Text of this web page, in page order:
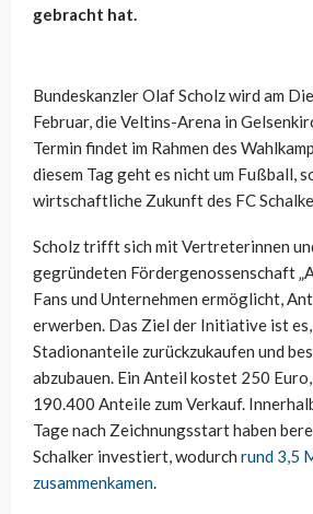
gebracht hat.
Bundeskanzler Olaf Scholz wird am
Februar, die Veltins-Arena in
Termin findet im Rahmen des
diesem Tag geht es nicht um Fußball,
wirtschaftliche Zukunft des FC
Scholz trifft sich mit Vertreterinnen
gegründeten Fördergenossenschaft
Fans und Unternehmen ermöglicht,
erwerben. Das Ziel der Initiative ist es,
Stadionanteile zurückzukaufen und
abzubauen. Ein Anteil kostet 250
190.400 Anteile zum Verkauf.
Tage nach Zeichnungsstart haben
Schalker investiert, wodurch rund 3,5
zusammenkamen.